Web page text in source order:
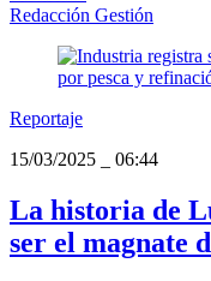
Redacción Gestión
Reportaje
15/03/2025
06:44
La historia de
ser el magnate